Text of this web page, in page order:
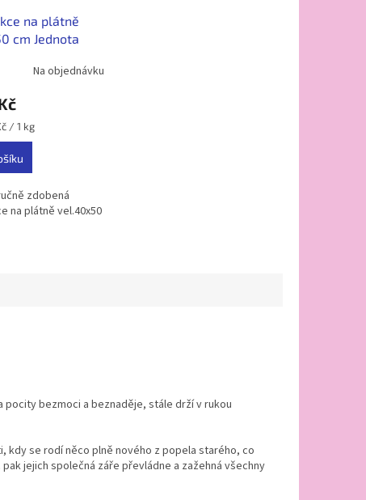
na plátně
cm Jednota
Na objednávku
/ 1 kg
zdobená
na plátně vel.40x50
bezmoci a beznaděje, stále drží v rukou
kdy se rodí něco plně nového z popela starého, co
jejich společná záře převládne a zažehná všechny